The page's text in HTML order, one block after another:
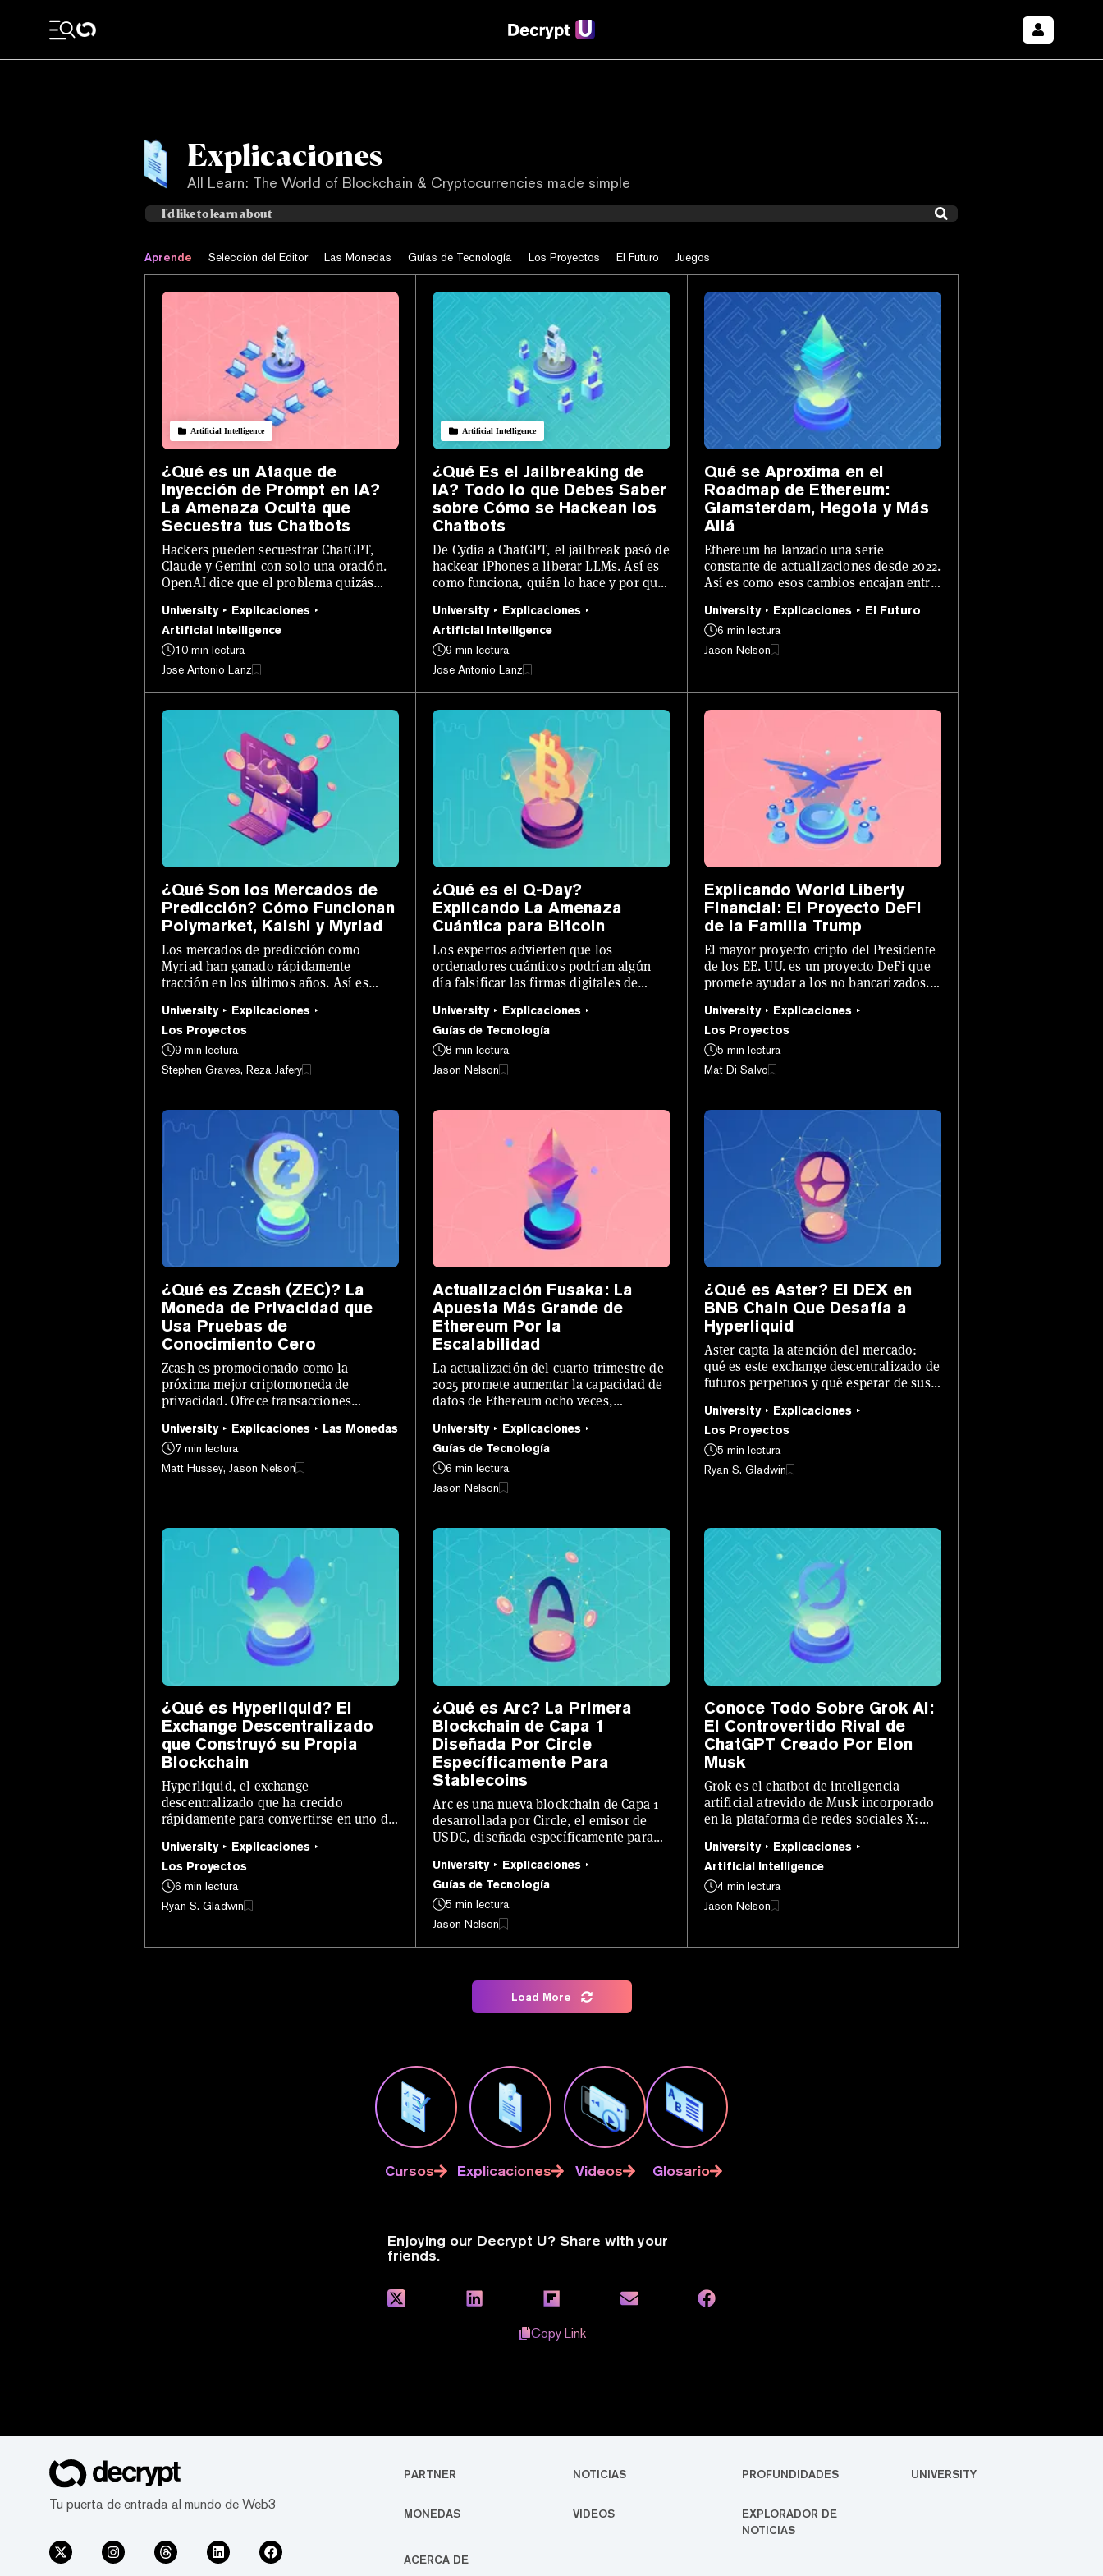
Explicaciones
All Learn: The World of Blockchain & Cryptocurrencies made simple
Aprende Selección del Editor Las Monedas Guías de Tecnología Los Proyectos El Futuro Juegos
Artificial Intelligence
¿Qué es un Ataque de
Inyección de Prompt en IA?
La Amenaza Oculta que
Secuestra tus Chatbots
Hackers pueden secuestrar ChatGPT,
Claude y Gemini con solo una oración.
OpenAI dice que el problema quizás
que es, cómo funciona y cómo
mantenerse seguro.
University
Explicaciones
Artificial Intelligence
10 min lectura
Jose Antonio Lanz
Artificial Intelligence
¿Qué Es el Jailbreaking de
IA? Todo lo que Debes Saber
sobre Cómo se Hackean los
Chatbots
De Cydia a ChatGPT, el jailbreak pasó de
hackear iPhones a liberar LLMs. Así es
como funciona, quién lo hace y por qué
perdiendo el sueño.
University
Explicaciones
Artificial Intelligence
9 min lectura
Jose Antonio Lanz
Qué se Aproxima en el
Roadmap de Ethereum:
Glamsterdam, Hegota y Más
Allá
Ethereum ha lanzado una serie
constante de actualizaciones desde 2022.
Así es como esos cambios encajan entre
University Explicaciones
El Futuro
6 min lectura
Jason Nelson
¿Qué Son los Mercados de
Predicción? Cómo Funcionan
Polymarket, Kalshi y Myriad
Los mercados de predicción como
Myriad han ganado rápidamente
tracción en los últimos años. Así es
University
Explicaciones
Los Proyectos
9 min lectura
Stephen Graves, Reza Jafery
¿Qué es el Q-Day?
Explicando La Amenaza
Cuántica para Bitcoin
Los expertos advierten que los
ordenadores cuánticos podrían algún
día falsificar las firmas digitales de
autorizadas.
University
Explicaciones
Guías de Tecnología
8 min lectura
Jason Nelson
Explicando World Liberty
Financial: El Proyecto DeFi
de la Familia Trump
El mayor proyecto cripto del Presidente
de los EE. UU. es un proyecto DeFi que
promete ayudar a los no bancarizados.
University
Explicaciones
Los Proyectos
5 min lectura
Mat Di Salvo
¿Qué es Zcash (ZEC)? La
Moneda de Privacidad que
Usa Pruebas de
Conocimiento Cero
Zcash es promocionado como la
próxima mejor criptomoneda de
privacidad. Ofrece transacciones
hacer que las criptomonedas sean tan
anónimas como el efectivo.
University Explicaciones
Las Monedas
7 min lectura
Matt Hussey, Jason Nelson
Actualización Fusaka: La
Apuesta Más Grande de
Ethereum Por la
Escalabilidad
La actualización del cuarto trimestre de
2025 promete aumentar la capacidad de
datos de Ethereum ocho veces,
nuevas herramientas para
desarrolladores.
University
Explicaciones
Guías de Tecnología
6 min lectura
Jason Nelson
¿Qué es Aster? El DEX en
BNB Chain Que Desafía a
Hyperliquid
Aster capta la atención del mercado:
qué es este exchange descentralizado de
futuros perpetuos y qué esperar de sus
University
Explicaciones
Los Proyectos
5 min lectura
Ryan S. Gladwin
¿Qué es Hyperliquid? El
Exchange Descentralizado
que Construyó su Propia
Blockchain
Hyperliquid, el exchange
descentralizado que ha crecido
rápidamente para convertirse en uno de
criptomonedas. Así es como funciona.
University
Explicaciones
Los Proyectos
6 min lectura
Ryan S. Gladwin
¿Qué es Arc? La Primera
Blockchain de Capa 1
Diseñada Por Circle
Específicamente Para
Stablecoins
Arc es una nueva blockchain de Capa 1
desarrollada por Circle, el emisor de
USDC, diseñada específicamente para
University
Explicaciones
Guías de Tecnología
5 min lectura
Jason Nelson
Conoce Todo Sobre Grok AI:
El Controvertido Rival de
ChatGPT Creado Por Elon
Musk
Grok es el chatbot de inteligencia
artificial atrevido de Musk incorporado
en la plataforma de redes sociales X:
y está envuelto en controversia.
University
Explicaciones
Artificial Intelligence
4 min lectura
Jason Nelson
Load More
Cursos Explicaciones Videos Glosario
Enjoying our Decrypt U? Share with your
friends.
Copy Link
Tu puerta de entrada al mundo de Web3
PARTNER NOTICIAS PROFUNDIDADES UNIVERSITY
MONEDAS VIDEOS
EXPLORADOR DE
NOTICIAS
ACERCA DE